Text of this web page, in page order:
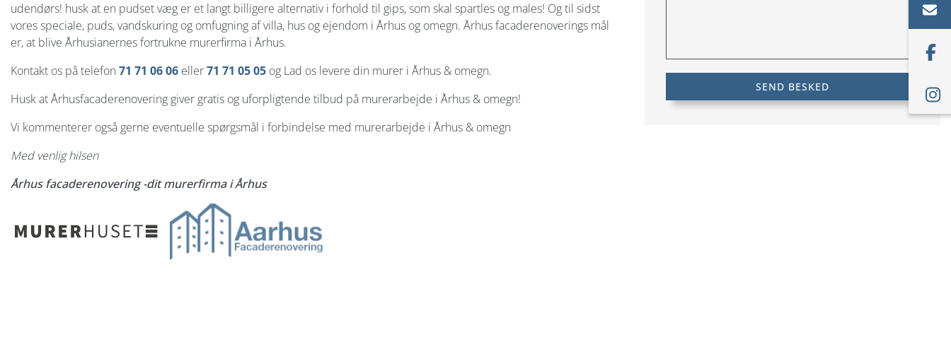
udendørs! husk at en pudset væg er et langt billigere alternativ i forhold til gips, som skal spartles og males! Og til sidst
vores speciale, puds, vandskuring og omfugning af villa, hus og ejendom i Århus og omegn. Århus facaderenoverings mål
er, at blive Århusianernes fortrukne murerfirma i Århus.
Kontakt os på telefon 71 71 06 06 eller71 71 05 05 og Lad os levere din murer i Århus & omegn.
Husk at Århusfacaderenovering giver gratis og uforpligtende tilbud på murerarbejde i Århus & omegn!
Vi kommenterer også gerne eventuelle spørgsmål i forbindelse med murerarbejde i Århus & omegn
Med venlig hilsen
Århus facaderenovering -dit murerfirma i Århus